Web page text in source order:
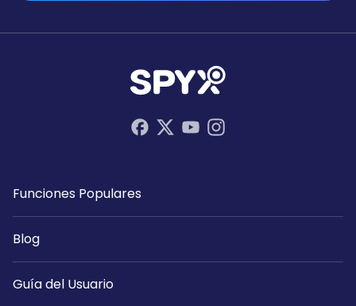
Funciones Populares
Blog
Guía del Usuario